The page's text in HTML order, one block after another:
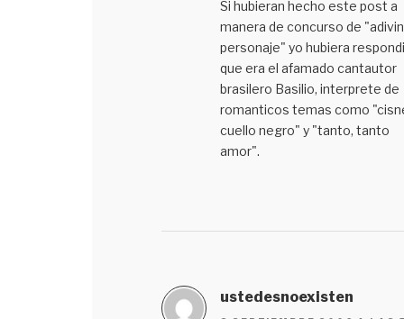
Si hubieran hecho este post a
manera de concurso de
personaje" yo hubiera
que era el afamado cantautor
brasilero Basilio, interprete de
romanticos temas como
cuello negro" y "tanto, tanto
amor".
ustedesnoexisten